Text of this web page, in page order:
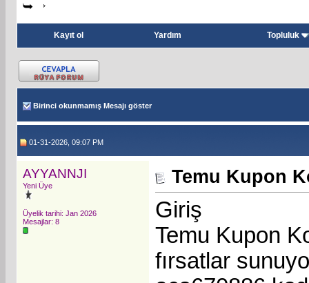
Kayıt ol Yardım Topluluk
Birinci okunmamış Mesajı göster
01-31-2026, 09:07 PM
AYYANNJI
Yeni Üye
Üyelik tarihi: Jan 2026
Mesajlar: 8
Temu Kupon
Giriş
Temu Kupon
fırsatlar